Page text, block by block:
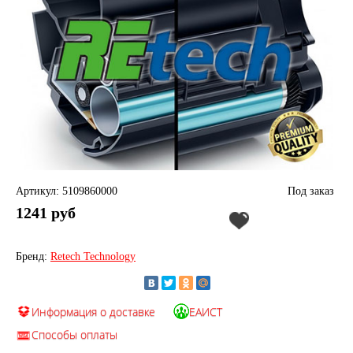
Артикул: 5109860000 Под заказ
1241 руб
Бренд: Retech Technology
Информация о доставке
ЕАИСТ
Способы оплаты